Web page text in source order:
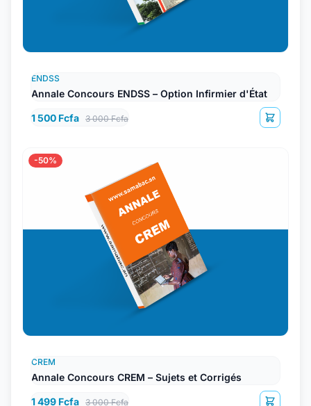
ENDSS
Annale Concours ENDSS – Option Infirmier d'État
1 500 Fcfa 3 000 Fcfa
-50%
CREM
Annale Concours CREM – Sujets et Corrigés
1 499 Fcfa 3 000 Fcfa